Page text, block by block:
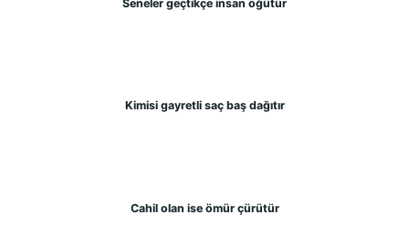
Seneler geçtikçe insan öğütür
Kimisi gayretli saç baş dağıtır
Cahil olan ise ömür çürütür